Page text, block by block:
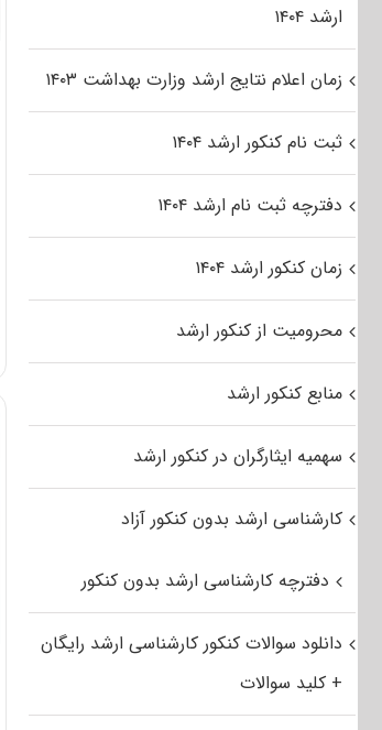
ارشد ۱۴۰۴
زمان اعلام نتایج ارشد وزارت بهداشت ۱۴۰۳
ثبت نام کنکور ارشد ۱۴۰۴
دفترچه ثبت نام ارشد ۱۴۰۴
زمان کنکور ارشد ۱۴۰۴
محرومیت از کنکور ارشد
منابع کنکور ارشد
سهمیه ایثارگران در کنکور ارشد
کارشناسی ارشد بدون کنکور آزاد
دفترچه کارشناسی ارشد بدون کنکور
دانلود سوالات کنکور کارشناسی ارشد رایگان
+ کلید سوالات